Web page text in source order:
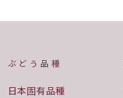
ぶどう品種
日本固有品種